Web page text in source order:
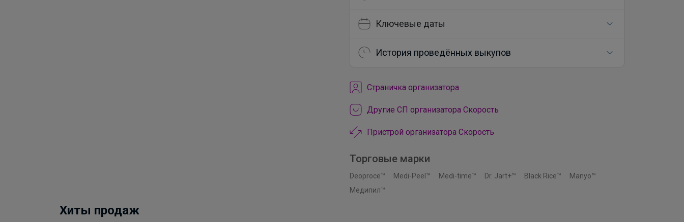
Ключевые даты
История проведённых выкупов
Cтраничка организатора
Другие СП организатора Скорость
Пристрой организатора Скорость
Торговые марки
Deoproce™ Medi-Peel™ Medi-time™ Dr. Jart+™ Black Rice™
Manyo™
Медипил™
Хиты продаж